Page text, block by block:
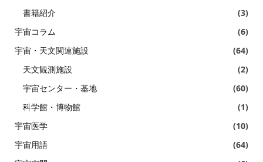
書籍紹介
(3)
宇宙コラム
(6)
宇宙・天文関連施設
(64)
天文観測施設
(2)
宇宙センター・基地
(60)
科学館・博物館
(1)
宇宙医学
(10)
宇宙用語
(64)